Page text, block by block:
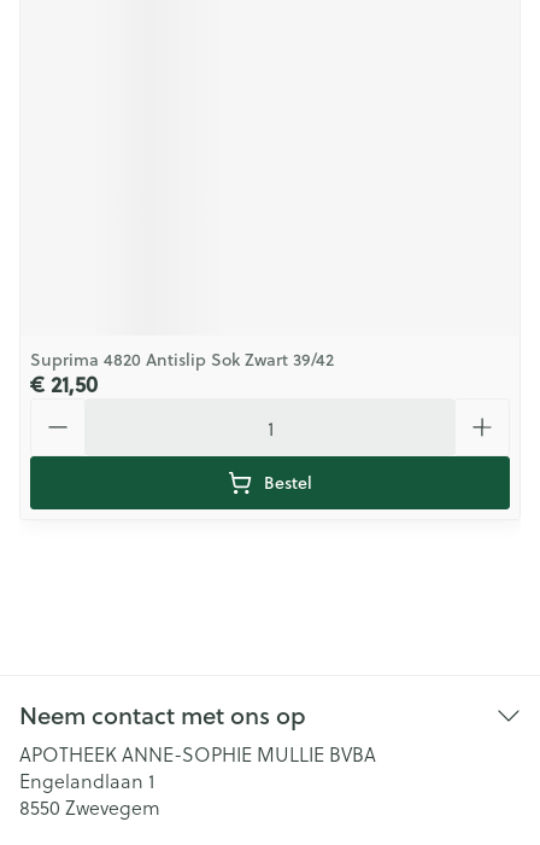
Suprima 4820 Antislip Sok Zwart 39/42
€ 21,50
Bestel
Neem contact met ons op
APOTHEEK ANNE-SOPHIE MULLIE BVBA
Engelandlaan 1
8550 Zwevegem